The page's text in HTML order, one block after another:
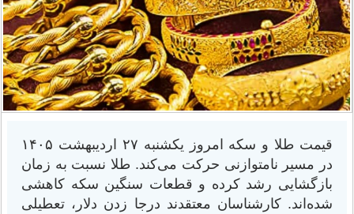
قیمت طلا و سکه امروز یکشنبه ۲۷ اردیبهشت ۱۴۰۵
در مسیر نامتوازنی حرکت می‌کند. طلا نسبت به زمان
بازگشایی رشد کرده و قطعات سنگین سکه کاهشی
شده‌‌اند. کارشناسان معتقدند درجا زدن دلار، تعطیلی